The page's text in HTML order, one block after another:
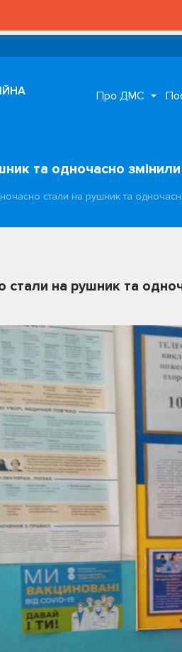
Про ДМС
та одночасно
стали на рушник та
стали на рушник та